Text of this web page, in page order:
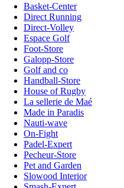
Basket-Center
Direct Running
Direct-Volley
Espace Golf
Foot-Store
Galopp-Store
Golf and co
Handball-Store
House of Rugby
La sellerie de Maé
Made in Paradis
Nauti-wave
On-Fight
Padel-Expert
Pecheur-Store
Pet and Garden
Slowood Interior